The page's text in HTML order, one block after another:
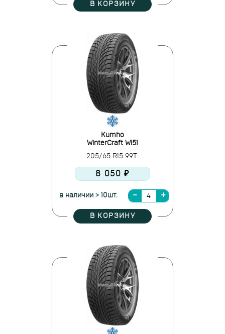
В КОРЗИНУ
Kumho
WinterCraft Wi51
205/65 R15 99T
8 050 ₽
в наличии > 10шт.
В КОРЗИНУ